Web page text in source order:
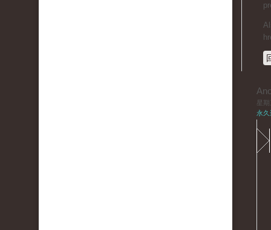
星
永久